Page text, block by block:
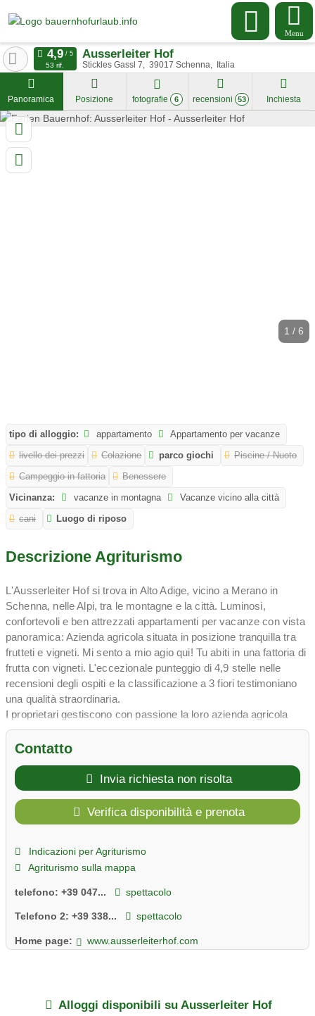
Menu
Ausserleiter Hof
Stickles Gassl 7 39017 Schenna Italia
53 rif.
Panoramica Posizione fotografie 6 recensioni 53 Inchiesta
1 / 6
tipo di alloggio: appartamento
Appartamento per vacanze
livello dei prezzi
Colazione parco giochi
Piscine / Nuoto
Campeggio in fattoria
Benessere
Vicinanza:
vacanze in montagna
Vacanze vicino alla città
cani
Luogo di riposo
Descrizione Agriturismo
L'Ausserleiter Hof si trova in Alto Adige, vicino a Merano in
Schenna, nelle Alpi, tra le montagne e la città. Luminosi,
confortevoli e ben attrezzati appartamenti per vacanze con vista
panoramica: Azienda agricola situata in posizione tranquilla tra
frutteti e vigneti. Mi sento a mio agio qui! Tu abiti in una fattoria di
frutta con vigneti. L'eccezionale punteggio di 4,9 stelle nelle
recensioni degli ospiti e la classificazione a 3 fiori testimoniano
una qualità straordinaria.
I proprietari gestiscono con passione la loro azienda agricola
produttrice di frutta e vino: appartamenti per vacanze luminosi,
confortevoli e ben attrezzati, con vista panoramica tra frutteti e
da vicino conigli, galline e cani da fattoria. La combinazione di
frutteti e vigneti con viste panoramiche rende l'Ausserleiter Hof
un luogo speciale. Un parco giochi, il Wi-Fi e i sentieri
escursionistici offrono comfort.
confortevoli appartamenti per vacanze con vista panoramica,
parco giochi e Wi-Fi. La posizione tranquilla, immersa tra frutteti
estate, autunno e primavera.
L'Alto Adige, vicino a Merano a Schenna, offre una varietà di
Schenna è situata in una posizione idilliaca vicino a Merano, con
Contatto
Invia richiesta non risolta
Verifica disponibilità e prenota
Indicazioni per Agriturismo
Agriturismo sulla mappa
telefono: +39 047... spettacolo
Telefono 2: +39 338... spettacolo
Home page: www.ausserleiterhof.com
Alloggi disponibili su Ausserleiter Hof